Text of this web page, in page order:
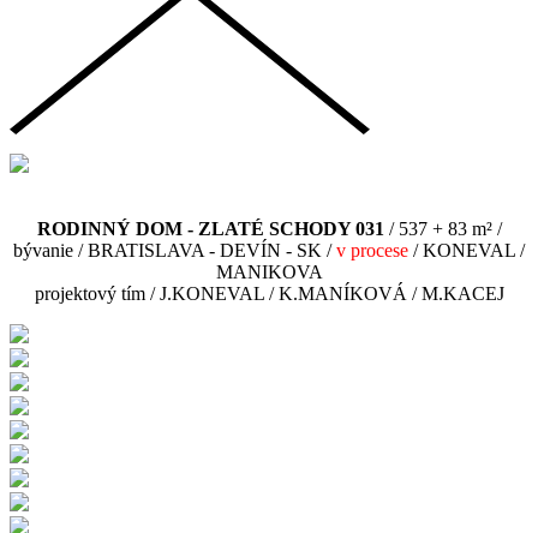
RODINNÝ DOM - ZLATÉ SCHODY 031 / 537 + 83 m² /
bývanie / BRATISLAVA - DEVÍN - SK /v procese / KONEVAL /
MANIKOVA
projektový tím / J.KONEVAL / K.MANÍKOVÁ / M.KACEJ